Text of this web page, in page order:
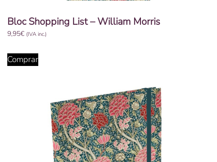
Bloc Shopping List – William Morris
9,95€ (IVA inc.)
Comprar